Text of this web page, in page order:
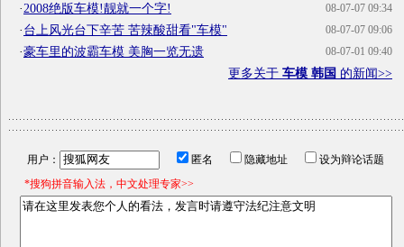
08-07-07 09:34
·2008绝版车模!靓就一个字!
08-07-07 09:06
·台上风光台下辛苦 苦辣酸甜看"车模"
08-07-01 09:40
·豪车里的波霸车模 美胸一览无遗
更多关于 车模 韩国 的新闻>>
用户： 匿名 隐藏地址
设为辩论话题
*搜狗拼音输入法，中文处理专家>>